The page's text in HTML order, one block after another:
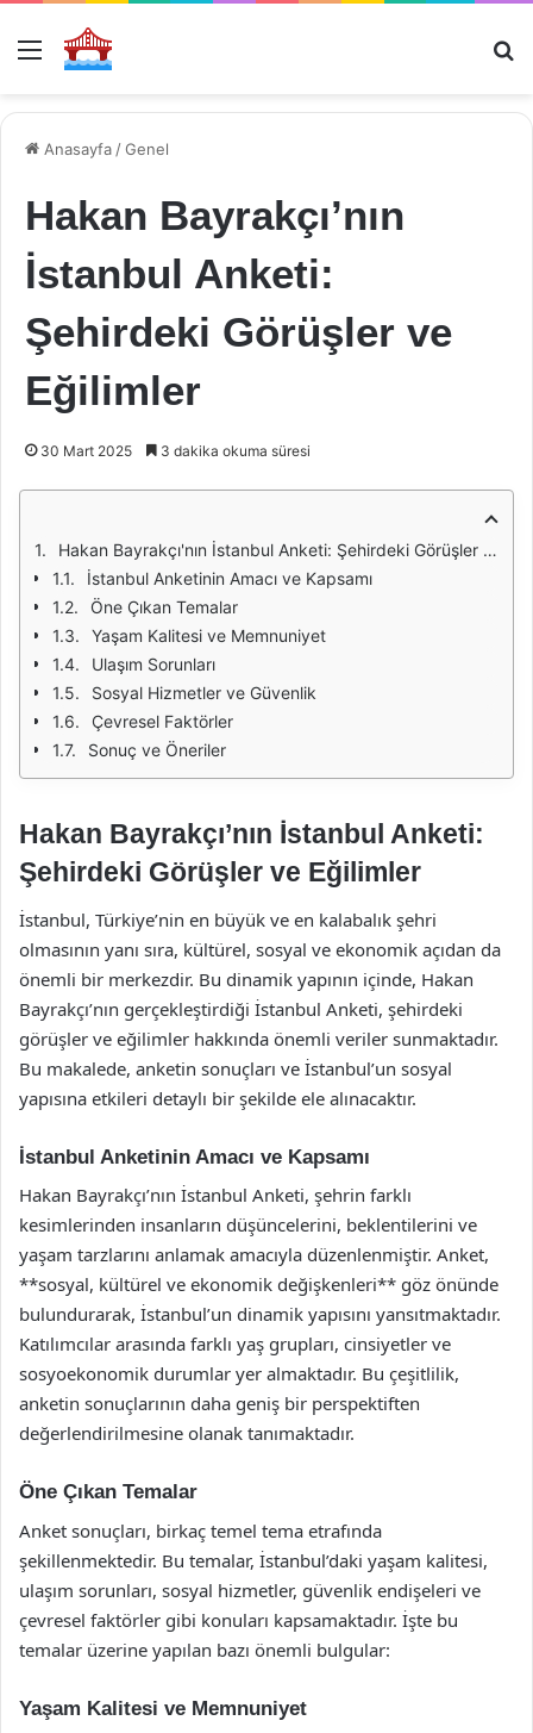
Menü
Anasayfa /Genel
Hakan Bayrakçı’nın
İstanbul Anketi:
Şehirdeki Görüşler ve
Eğilimler
30 Mart 2025 3 dakika okuma süresi
Hakan Bayrakçı'nın İstanbul Anketi: Şehirdeki Görüşler ve Eğilimler
İstanbul Anketinin Amacı ve Kapsamı
Öne Çıkan Temalar
Yaşam Kalitesi ve Memnuniyet
Ulaşım Sorunları
Sosyal Hizmetler ve Güvenlik
Çevresel Faktörler
Sonuç ve Öneriler
Hakan Bayrakçı’nın İstanbul Anketi:
Şehirdeki Görüşler ve Eğilimler
İstanbul, Türkiye’nin en büyük ve en kalabalık şehri
olmasının yanı sıra, kültürel, sosyal ve ekonomik açıdan da
önemli bir merkezdir. Bu dinamik yapının içinde, Hakan
Bayrakçı’nın gerçekleştirdiği İstanbul Anketi, şehirdeki
görüşler ve eğilimler hakkında önemli veriler sunmaktadır.
Bu makalede, anketin sonuçları ve İstanbul’un sosyal
yapısına etkileri detaylı bir şekilde ele alınacaktır.
İstanbul Anketinin Amacı ve Kapsamı
Hakan Bayrakçı’nın İstanbul Anketi, şehrin farklı
kesimlerinden insanların düşüncelerini, beklentilerini ve
yaşam tarzlarını anlamak amacıyla düzenlenmiştir. Anket,
**sosyal, kültürel ve ekonomik değişkenleri** göz önünde
bulundurarak, İstanbul’un dinamik yapısını yansıtmaktadır.
Katılımcılar arasında farklı yaş grupları, cinsiyetler ve
sosyoekonomik durumlar yer almaktadır. Bu çeşitlilik,
anketin sonuçlarının daha geniş bir perspektiften
değerlendirilmesine olanak tanımaktadır.
Öne Çıkan Temalar
Anket sonuçları, birkaç temel tema etrafında
şekillenmektedir. Bu temalar, İstanbul’daki yaşam kalitesi,
ulaşım sorunları, sosyal hizmetler, güvenlik endişeleri ve
çevresel faktörler gibi konuları kapsamaktadır. İşte bu
temalar üzerine yapılan bazı önemli bulgular:
Yaşam Kalitesi ve Memnuniyet